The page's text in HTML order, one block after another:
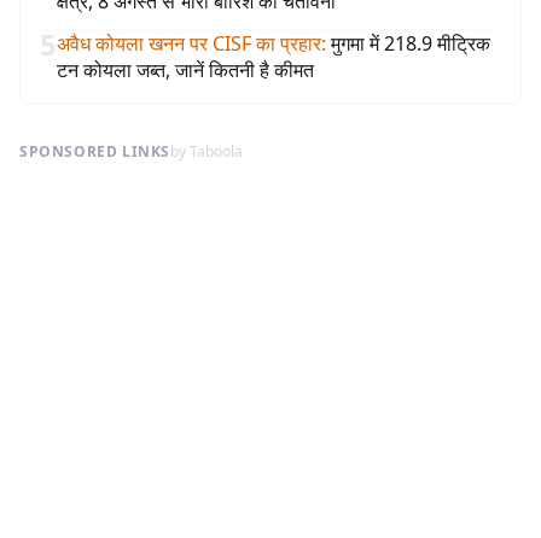
5अवैध कोयला खनन पर CISF का प्रहार: मुगमा में 218.9 मीट्रिक
टन कोयला जब्त, जानें कितनी है कीमत
SPONSORED LINKSby Taboola